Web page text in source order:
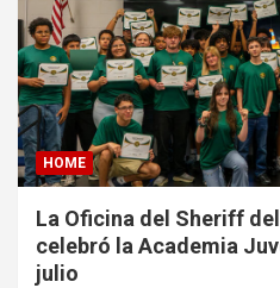
HOME
La Oficina del Sheriff
celebró la Academia
julio